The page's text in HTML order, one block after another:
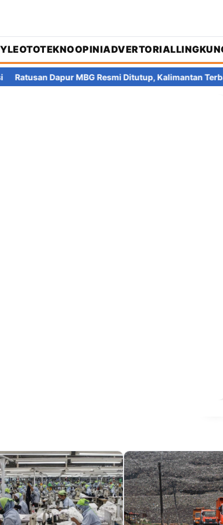
OTOTEKNOOPINIADVERTORIAL
MBG Resmi Ditutup, Kalimantan Terbanyak
PHK Meledak, Jurang